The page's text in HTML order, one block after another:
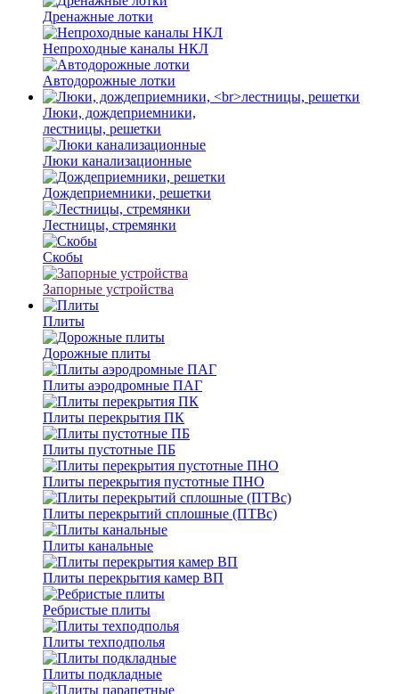
Дренажные лотки
Непроходные каналы НКЛ
Автодорожные лотки
Люки, дождеприемники,
лестницы, решетки
Люки канализационные
Дождеприемники, решетки
Лестницы, стремянки
Скобы
Запорные устройства
Плиты
Дорожные плиты
Плиты аэродромные ПАГ
Плиты перекрытия ПК
Плиты пустотные ПБ
Плиты перекрытия пустотные ПНО
Плиты перекрытий сплошные (ПТВс)
Плиты канальные
Плиты перекрытия камер ВП
Ребристые плиты
Плиты техподполья
Плиты подкладные